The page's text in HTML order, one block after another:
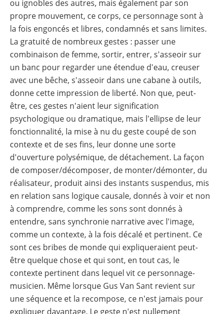
ou ignobles des autres, mais également par son
propre mouvement, ce corps, ce personnage sont à
la fois engoncés et libres, condamnés et sans limites.
La gratuité de nombreux gestes : passer une
combinaison de femme, sortir, entrer, s'asseoir sur
un banc pour regarder une étendue d'eau, creuser
avec une bêche, s'asseoir dans une cabane à outils,
donne cette impression de liberté. Non que, peut-
être, ces gestes n'aient leur signification
psychologique ou dramatique, mais l'ellipse de leur
fonctionnalité, la mise à nu du geste coupé de son
contexte et de ses fins, leur donne une sorte
d'ouverture polysémique, de détachement. La façon
de composer/décomposer, de monter/démonter, du
réalisateur, produit ainsi des instants suspendus, mis
en relation sans logique causale, donnés à voir et non
à comprendre, comme les sons sont donnés à
entendre, sans synchronie narrative avec l'image,
comme un contexte, à la fois décalé et pertinent. Ce
sont ces bribes de monde qui expliqueraient peut-
être quelque chose et qui sont, en tout cas, le
contexte pertinent dans lequel vit ce personnage-
musicien. Même lorsque Gus Van Sant revient sur
une séquence et la recompose, ce n'est jamais pour
expliquer davantage. Le geste n'est nullement